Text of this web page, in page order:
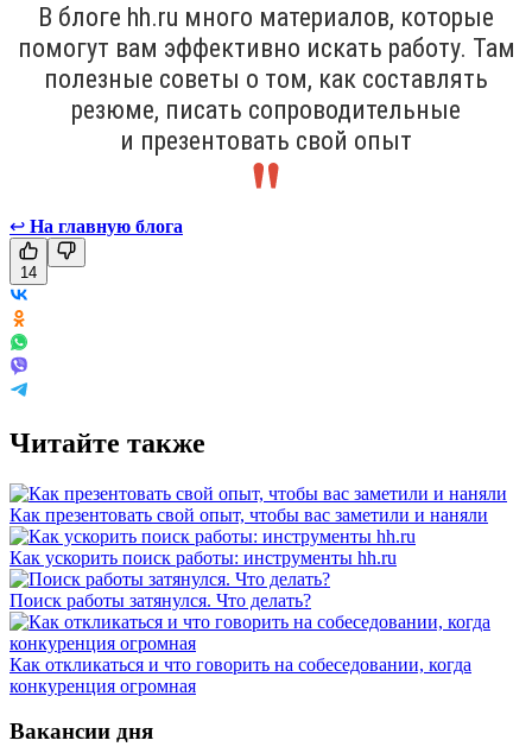
В блоге hh.ru много материалов, которые
помогут вам эффективно искать работу. Там
полезные советы о том, как составлять
резюме, писать сопроводительные
и презентовать свой опыт
↩ На главную блога
14
Читайте также
Как презентовать свой опыт, чтобы вас заметили и наняли
Как ускорить поиск работы: инструменты hh.ru
Поиск работы затянулся. Что делать?
Как откликаться и что говорить на собеседовании, когда
конкуренция огромная
Вакансии дня